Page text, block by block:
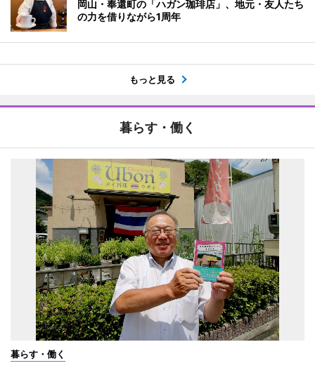
岡山・奉還町の「ハガン珈琲店」、地元・友人たち
の力を借りながら1周年
もっと見る
暮らす・働く
暮らす・働く